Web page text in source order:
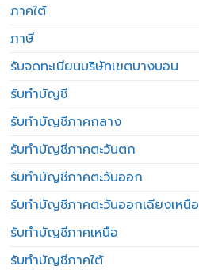
ภาคใต้
ภาษี
รับจดทะเบียนบริษัทเขตบางบอน
รับทำบัญชี
รับทำบัญชีภาคกลาง
รับทำบัญชีภาคตะวันตก
รับทำบัญชีภาคตะวันออก
รับทำบัญชีภาคตะวันออกเฉียงเหนือ
รับทำบัญชีภาคเหนือ
รับทำบัญชีภาคใต้